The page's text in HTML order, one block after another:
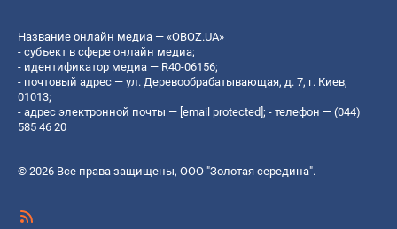
Название онлайн медиа — «OBOZ.UA»
- субъект в сфере онлайн медиа;
- идентификатор медиа — R40-06156;
- почтовый адрес — ул. Деревообрабатывающая, д. 7, г. Киев,
01013;
- адрес электронной почты — [email protected]; - телефон — (044)
585 46 20
© 2026 Все права защищены, ООО "Золотая середина".